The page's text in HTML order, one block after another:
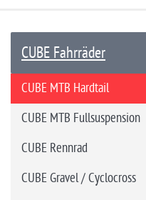
CUBE Fahrräder
CUBE MTB Hardtail
CUBE MTB Fullsuspension
CUBE Rennrad
CUBE Gravel / Cyclocross